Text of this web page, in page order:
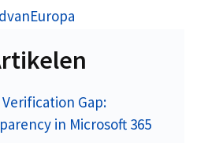
Gap:
in Microsoft 365